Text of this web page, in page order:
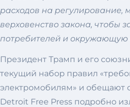
расходов на регулирование,
верховенство закона, чтобы
потребителей и окружающую
Президент Трамп и его
текущий набор правил
электромобилям» и обещают
Detroit Free Press подробно